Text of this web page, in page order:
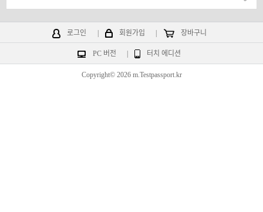
로그인 회원가입 장바구니
PC 버전 터치 에디션
Copyright© 2026 m.Testpassport.kr